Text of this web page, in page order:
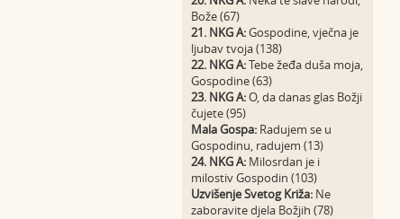
Bože (67)
21. NKG A:Gospodine, vječna je
ljubav tvoja (138)
22. NKG A:Tebe žeđa duša moja,
Gospodine (63)
23. NKG A:O, da danas glas Božji
čujete (95)
Mala Gospa: Radujem se u
Gospodinu, radujem (13)
24. NKG A: Milosrdan je i
milostiv Gospodin (103)
Uzvišenje Svetog Križa: Ne
zaboravite djela Božjih (78)